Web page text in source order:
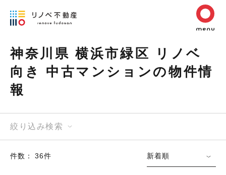
神奈川県 横浜市緑区 リノベ
向き 中古マンションの物件情
報
絞り込み検索
件数： 36件 新着順